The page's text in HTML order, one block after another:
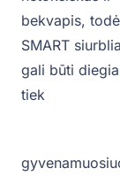
bekvapis,
SMART
gali būti
tiek